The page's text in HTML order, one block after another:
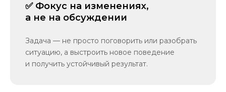
✅ Фокус на изменениях,
а не на обсуждении
Задача — не просто поговорить или разобрать
ситуацию, а выстроить новое поведение
и получить устойчивый результат.